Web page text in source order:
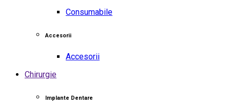
Consumabile
Accesorii
Accesorii
Chirurgie
Implante Dentare